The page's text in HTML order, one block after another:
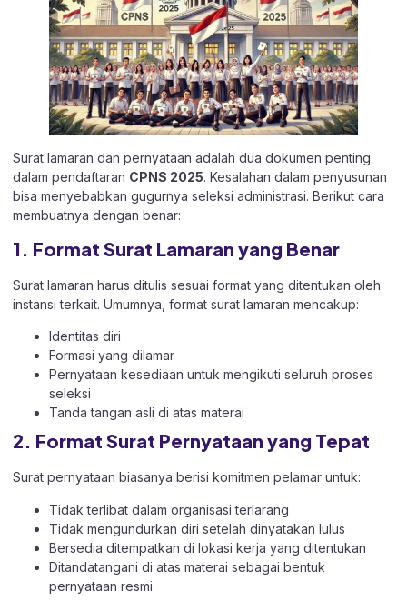
Surat lamaran dan pernyataan adalah dua dokumen penting
dalam pendaftaran CPNS 2025. Kesalahan dalam penyusunan
bisa menyebabkan gugurnya seleksi administrasi. Berikut cara
membuatnya dengan benar:
1. Format Surat Lamaran yang Benar
Surat lamaran harus ditulis sesuai format yang ditentukan oleh
instansi terkait. Umumnya, format surat lamaran mencakup:
Identitas diri
Formasi yang dilamar
Pernyataan kesediaan untuk mengikuti seluruh proses
seleksi
Tanda tangan asli di atas materai
2. Format Surat Pernyataan yang Tepat
Surat pernyataan biasanya berisi komitmen pelamar untuk:
Tidak terlibat dalam organisasi terlarang
Tidak mengundurkan diri setelah dinyatakan lulus
Bersedia ditempatkan di lokasi kerja yang ditentukan
Ditandatangani di atas materai sebagai bentuk
pernyataan resmi